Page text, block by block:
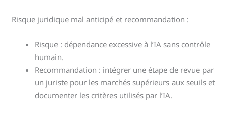
Risque juridique mal anticipé et recommandation :
Risque : dépendance excessive à l’IA sans contrôle
humain.
Recommandation : intégrer une étape de revue par
un juriste pour les marchés supérieurs aux seuils et
documenter les critères utilisés par l’IA.